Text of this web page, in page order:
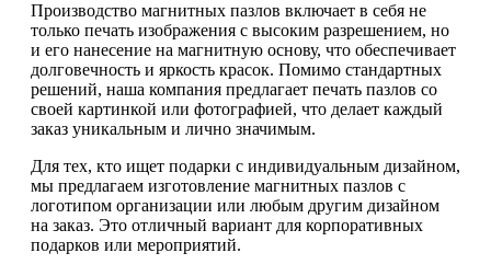
Производство магнитных пазлов включает в себя не
только печать изображения с высоким разрешением, но
и его нанесение на магнитную основу, что обеспечивает
долговечность и яркость красок. Помимо стандартных
решений, наша компания предлагает печать пазлов со
своей картинкой или фотографией, что делает каждый
заказ уникальным и лично значимым.
Для тех, кто ищет подарки с индивидуальным дизайном,
мы предлагаем изготовление магнитных пазлов с
логотипом организации или любым другим дизайном
на заказ. Это отличный вариант для корпоративных
подарков или мероприятий.